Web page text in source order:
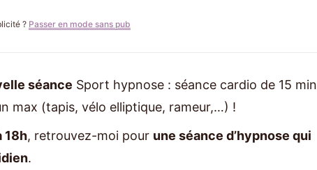
? Passer en mode sans pub
séance Sport hypnose : séance cardio de 15 min
max (tapis, vélo elliptique, rameur,…) !
18h, retrouvez-moi pour une séance d’hypnose qui
.